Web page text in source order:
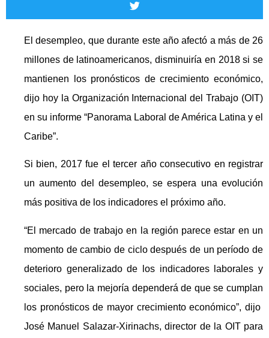
El desempleo, que durante este año afectó a más de 26
millones de latinoamericanos, disminuiría en 2018 si se
mantienen los pronósticos de crecimiento económico,
dijo hoy la Organización Internacional del Trabajo (OIT)
en su informe “Panorama Laboral de América Latina y el
Caribe”.
Si bien, 2017 fue el tercer año consecutivo en registrar
un aumento del desempleo, se espera una evolución
más positiva de los indicadores el próximo año.
“El mercado de trabajo en la región parece estar en un
momento de cambio de ciclo después de un período de
deterioro generalizado de los indicadores laborales y
sociales, pero la mejoría dependerá de que se cumplan
los pronósticos de mayor crecimiento económico”, dijo
José Manuel Salazar-Xirinachs, director de la OIT para